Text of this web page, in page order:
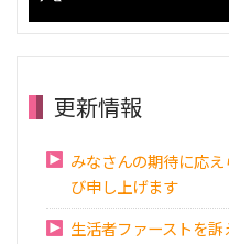
更新情報
みなさんの期待に応
び申し上げます
生活者ファーストを